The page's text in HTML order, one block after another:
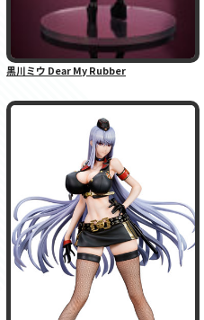
黒川ミウ Dear My Rubber